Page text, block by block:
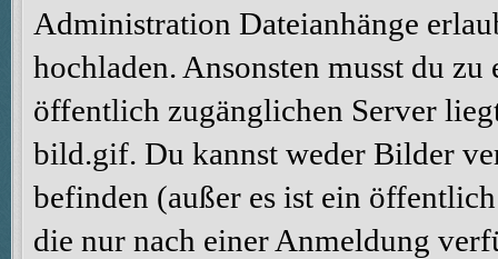
Administration Dateianhänge
hochladen. Ansonsten musst du
öffentlich zugänglichen Server
bild.gif. Du kannst weder Bilder
befinden (außer es ist ein
die nur nach einer Anmeldung